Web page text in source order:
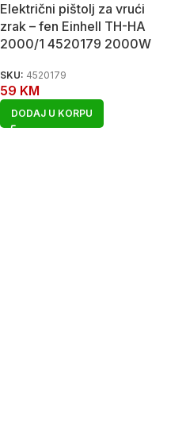
Električni pištolj za vrući
zrak – fen Einhell TH-HA
2000/1 4520179 2000W
SKU: 4520179
59 KM
DODAJ U KORPU